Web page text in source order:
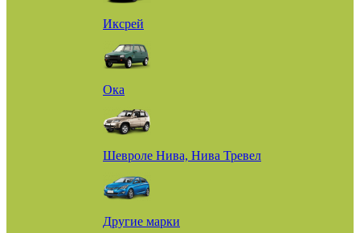
Иксрей
Ока
Шевроле Нива, Нива Тревел
Другие марки